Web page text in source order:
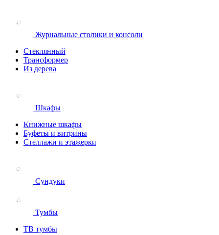
Журнальные столики и консоли
Стеклянный
Трансформер
Из дерева
Шкафы
Книжные шкафы
Буфеты и витрины
Стеллажи и этажерки
Сундуки
Тумбы
ТВ тумбы